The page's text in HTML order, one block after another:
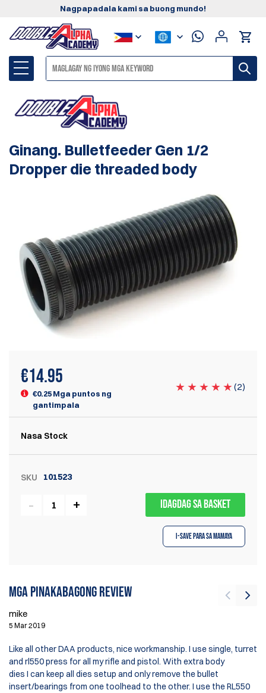
Nagpapadala kami sa buong mundo!
Ginang. Bulletfeeder Gen 1/2
Dropper die threaded body
€14.95
€0.25 Mga puntos ng
gantimpala
(2)
Nasa Stock
SKU 101523
IDAGDAG SA BASKET
I-save para sa Mamaya
Mga pinakabagong review
mike
5 Mar 2019
Like all other DAA products, nice workmanship. I use single, turret
and rl550 press for all my rifle and pistol. With extra body
dies I can keep all dies setup and only remove the bullet
insert/bearings from one toolhead to the other. I use the RL550